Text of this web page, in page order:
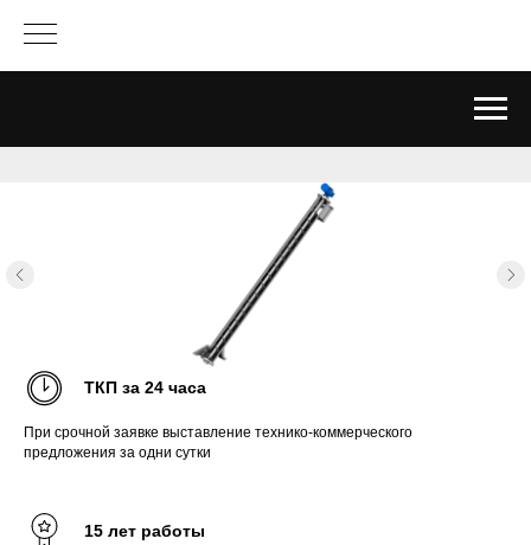
ТКП за 24 часа
При срочной заявке выставление технико-коммерческого
предложения за одни сутки
15 лет работы